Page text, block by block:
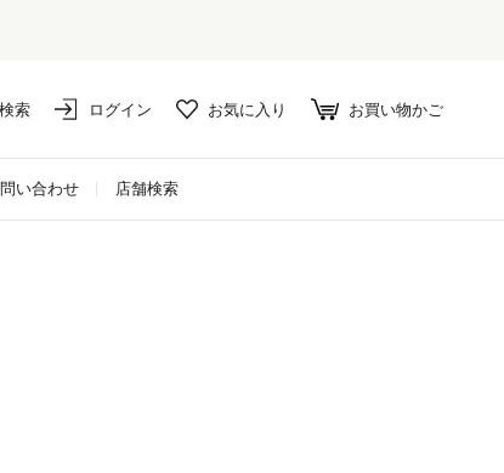
索 ログイン お気に入り お買い物かご
い合わせ 店舗検索